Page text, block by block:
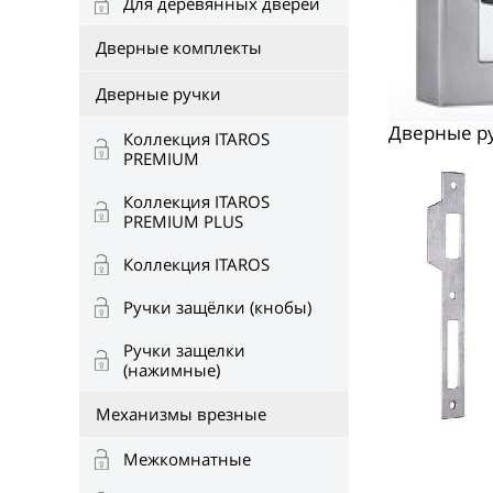
Дверные комплекты
Дверные ручки
Коллекция ITAROS
PREMIUM
Коллекция ITAROS
PREMIUM PLUS
Коллекция ITAROS
Ручки защёлки (кнобы)
Ручки защелки
(нажимные)
Механизмы врезные
Межкомнатные
Дверные